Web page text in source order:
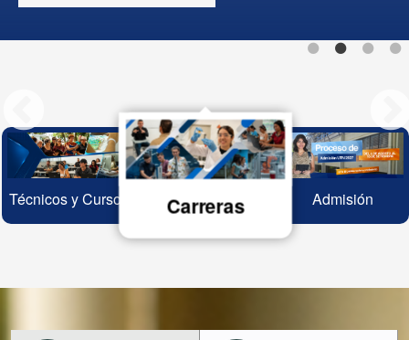
Técnicos y Cursos Carreras Admisión